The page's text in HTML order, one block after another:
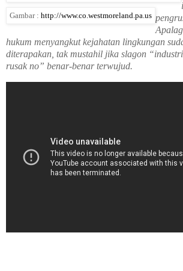
Gambar : http://www.co.westmoreland.pa.us
hukum menyangkut kejahatan lingkungan
diterapakan, tak mustahil jika slagon
rusak no” benar-benar terwujud.